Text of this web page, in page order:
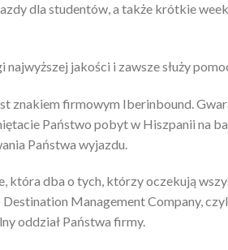
dla studentów, a także krótkie
jakości i zawsze służy
znakiem firmowym Iberinbound.
Państwo pobyt w Hiszpanii na
Państwa wyjazdu.
która dba o tych, którzy oczekują
Management Company,
oddział Państwa firmy.